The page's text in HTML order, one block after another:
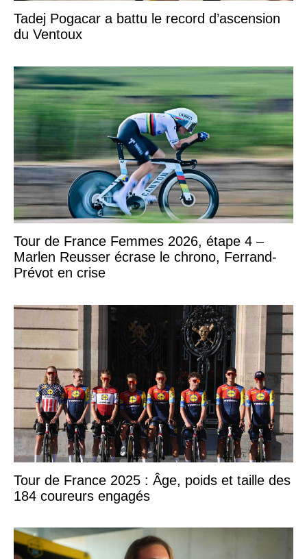
Tadej Pogacar a battu le record d’ascension
du Ventoux
Tour de France Femmes 2026, étape 4 –
Marlen Reusser écrase le chrono, Ferrand-
Prévot en crise
Tour de France 2025 : Âge, poids et taille des
184 coureurs engagés